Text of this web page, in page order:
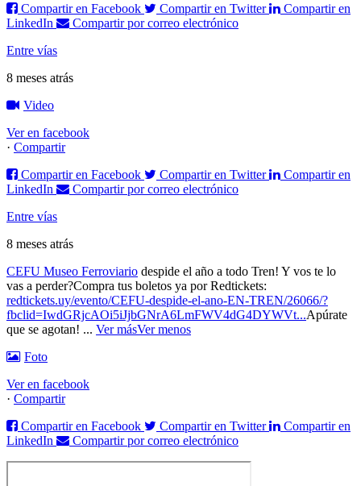
Compartir en Facebook
Compartir en Twitter
Compartir en
LinkedIn
Compartir por correo electrónico
Entre vías
8 meses atrás
Video
Ver en facebook
· Compartir
Compartir en Facebook
Compartir en Twitter
Compartir en
LinkedIn
Compartir por correo electrónico
Entre vías
8 meses atrás
CEFU Museo Ferroviario despide el año a todo Tren! Y vos te lo
vas a perder?Compra tus boletos ya por Redtickets:
redtickets.uy/evento/CEFU-despide-el-ano-EN-TREN/26066/?
fbclid=IwdGRjcAOi5iJjbGNrA6LmFWV4dG4DYWVt...Apúrate
que se agotan! ... Ver másVer menos
Foto
Ver en facebook
· Compartir
Compartir en Facebook
Compartir en Twitter
Compartir en
LinkedIn
Compartir por correo electrónico